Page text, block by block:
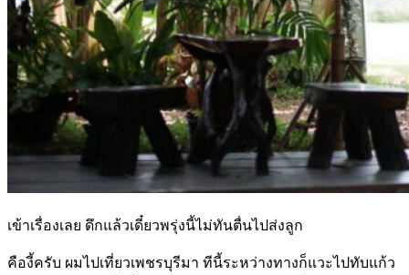
เข้าเรื่องเลย ดึกแล้วเดี๋ยวพรุ่งนี้ไม่ทันตื่นไปส่งลูก
คืองี้ครับ ผมไปเที่ยวเพชรบุรีมา ทีนี้ระหว่างทางก็แวะไปทับแก้ว